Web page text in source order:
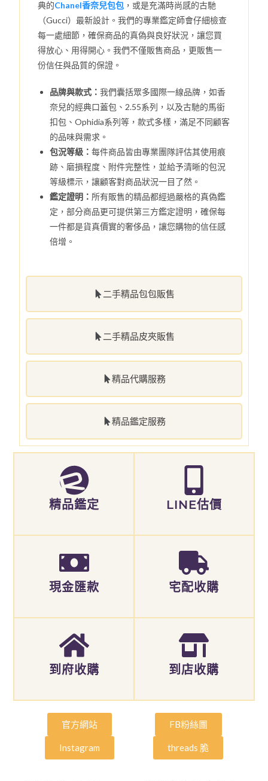
二手精品包包販售
二手精品皮夾販售
精品代購服務
精品鑑定服務
典的Chanel香奈兒包包 ，或是充滿時尚感的古馳
（Gucci）最新設計。我們的專業鑑定師會仔細檢查
每一處細節，確保商品的真偽與良好狀況，讓您買
得放心、用得開心。我們不僅販售商品，更販售一
份信任與品質的保證。
品牌與款式：我們囊括眾多國際一線品牌，如香
奈兒的經典口蓋包、2.55系列，以及古馳的馬銜
扣包、Ophidia系列等，款式多樣，滿足不同顧客
的品味與需求。
包況等級：每件商品皆由專業團隊評估其使用痕
跡、磨損程度、附件完整性，並給予清晰的包況
等級標示，讓顧客對商品狀況一目了然。
鑑定證明： 所有販售的精品都經過嚴格的真偽鑑
定，部分商品更可提供第三方鑑定證明，確保每
一件都是貨真價實的奢侈品，讓您購物的信任感
倍增。
精品鑑定 LINE估價
現金匯款 宅配收購
到府收購 到店收購
官方網站 FB粉絲團
Instagram threads 脆